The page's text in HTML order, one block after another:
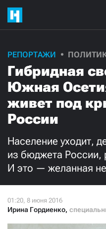
РЕПОРТАЖИ
Гибридная
Южная
живет под
России
Население уходит,
из бюджета России,
И это — желанная
Ирина Гордиенко,
нашу
Ежемесячно
3000
500
Нажимая кнопку «Стать
я принимаю условия и
СТАТЬ